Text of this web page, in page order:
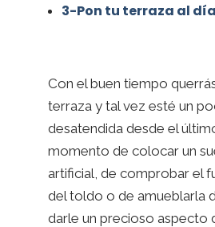
3-Pon tu terraza al día
Con el buen tiempo
terraza y tal vez esté un
desatendida desde el
momento de colocar un
artificial, de comprobar el
del toldo o de amueblarla
darle un precioso aspecto